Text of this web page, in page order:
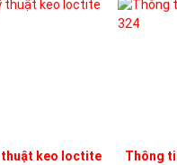
thuật keo loctite
Thông